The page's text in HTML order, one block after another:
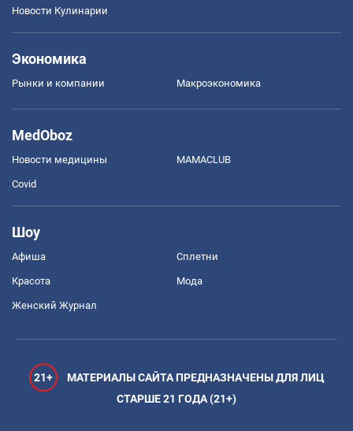
Новости Кулинарии
Экономика
Рынки и компании Mакроэкономика
MedOboz
Новости медицины MAMACLUB
Covid
Шоу
Афиша Сплетни
Красота Мода
Женский Журнал
21+
МАТЕРИАЛЫ САЙТА ПРЕДНАЗНАЧЕНЫ ДЛЯ ЛИЦ
СТАРШЕ 21 ГОДА (21+)